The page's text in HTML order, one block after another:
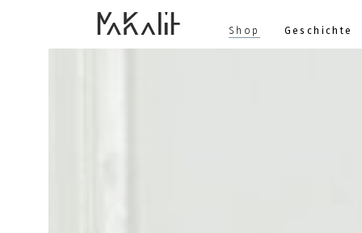
Shop Geschichte